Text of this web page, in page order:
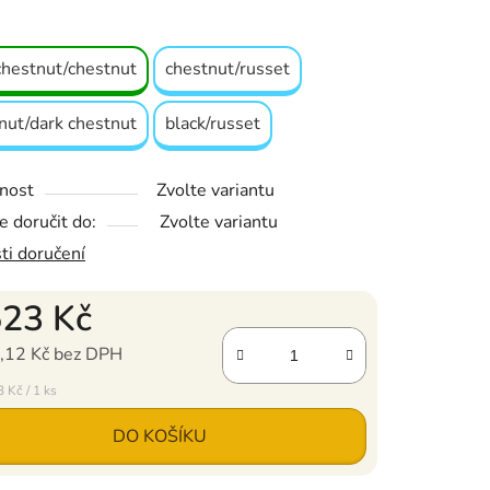
chestnut chestnut/russet
dark chestnut black/russet
Zvolte variantu
doručit do:
Zvolte variantu
doručení
Kč
Kč bez DPH
Kč / 1 ks
DO KOŠÍKU